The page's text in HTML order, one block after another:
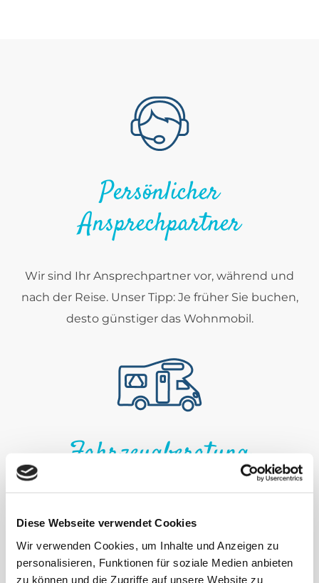
Diese Webseite verwendet Cookies
Wir verwenden Cookies, um Inhalte und Anzeigen zu
personalisieren, Funktionen für soziale Medien anbieten
zu können und die Zugriffe auf unsere Website zu
Persönlicher
Ansprechpartner
Wir sind Ihr Ansprechpartner vor, während und
nach der Reise. Unser Tipp: Je früher Sie buchen,
desto günstiger das Wohnmobil.
Fahrzeugberatung
& Auswahl
passende Wohnmobil für Ihre Reise. Profitieren Sie
von unserer langjährigen Erfahrung.